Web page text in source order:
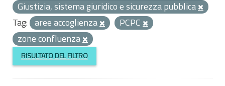
Giustizia, sistema giuridico e sicurezza pubblica
Tag: aree accoglienza
PCPC
zone confluenza
RISULTATO DEL FILTRO